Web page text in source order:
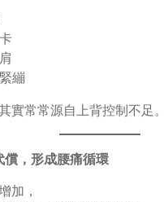
繃
實常常源自上背控制不足。
，形成腰痛循環
加，